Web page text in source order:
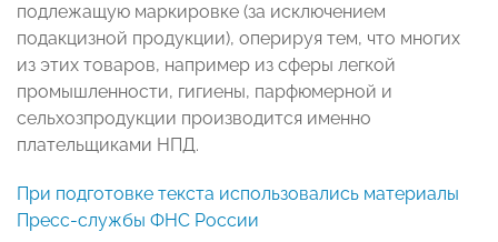
подлежащую маркировке (за исключением
подакцизной продукции), оперируя тем, что многих
из этих товаров, например из сферы легкой
промышленности, гигиены, парфюмерной и
сельхозпродукции производится именно
плательщиками НПД.
При подготовке текста использовались материалы
Пресс-службы ФНС России